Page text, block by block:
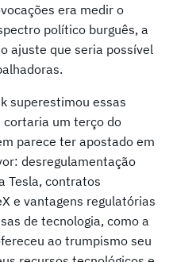
era medir o
político burguês, a
ajuste que seria possível
superestimou essas
cortaria um terço do
parece ter apostado em
desregulamentação
Tesla, contratos
e vantagens regulatórias
de tecnologia, como a
ao trumpismo seu